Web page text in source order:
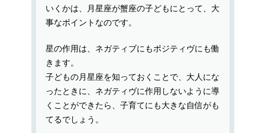
いくかは、月星座が蟹座の子どもにとって、大
事なポイントなのです。
星の作用は、ネガティブにもポジティヴにも働
きます。
子どもの月星座を知っておくことで、大人にな
ったときに、ネガティヴに作用しないように導
くことができたら、子育てにも大きな自信がも
てるでしょう。